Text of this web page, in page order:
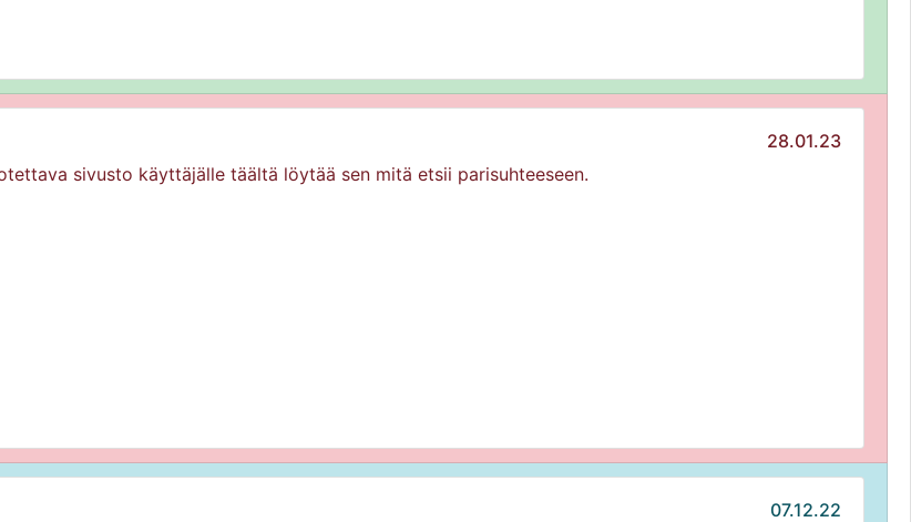
28.01.23
sivusto käyttäjälle täältä löytää sen mitä etsii parisuhteeseen.
07.12.22